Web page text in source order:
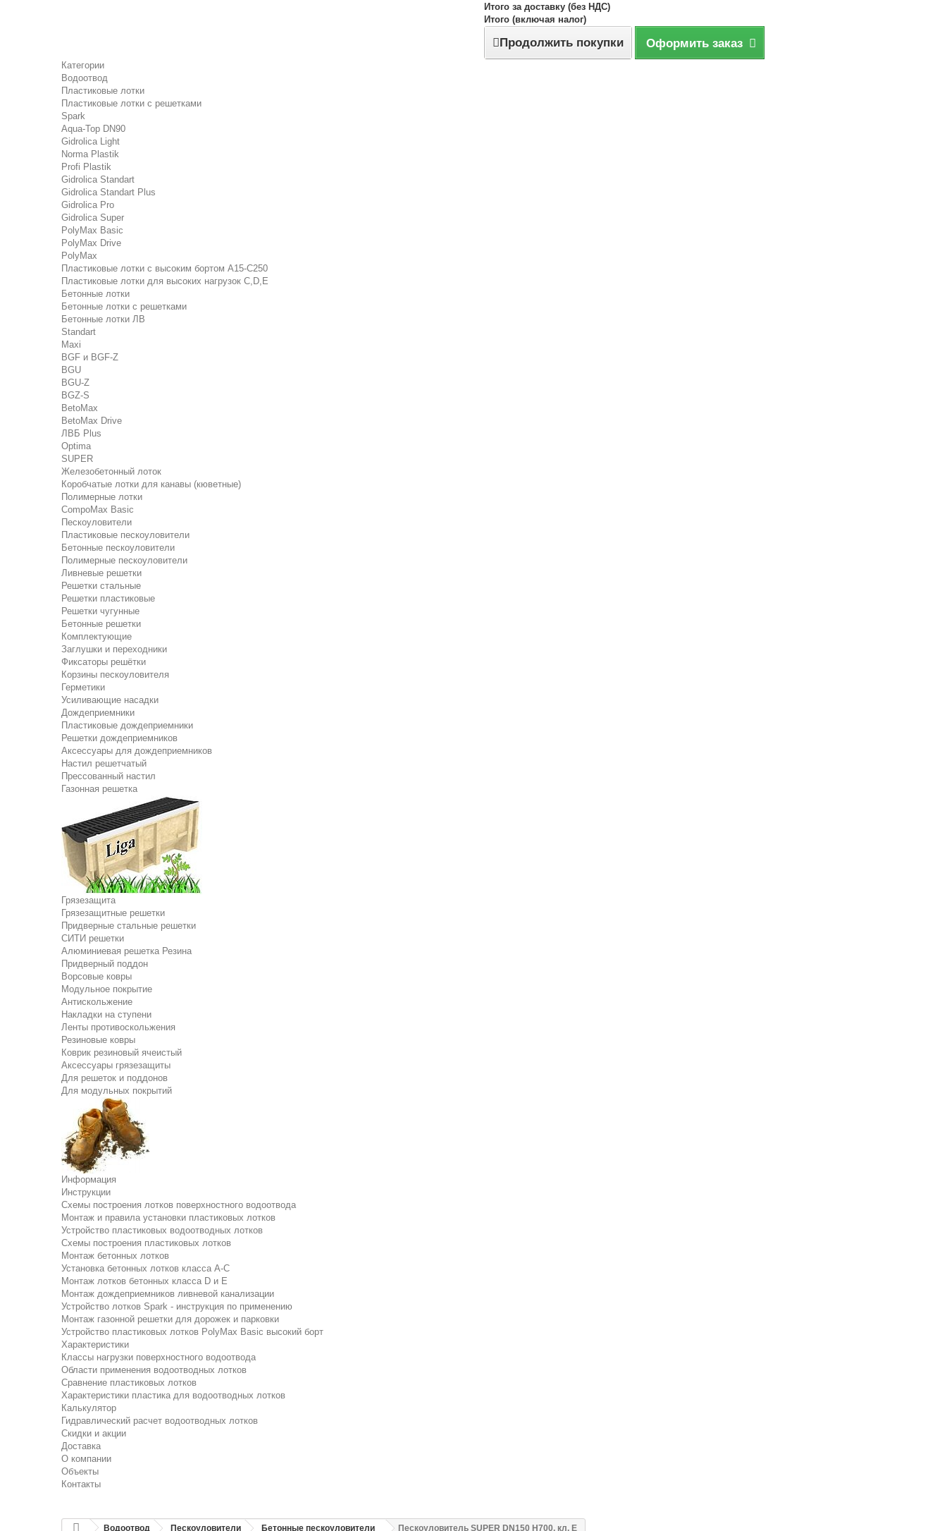
Итого за доставку (без НДС)
Итого (включая налог)
Продолжить покупки Оформить заказ
Категории
Водоотвод
Пластиковые лотки
Пластиковые лотки с решетками
Spark
Aqua-Top DN90
Gidrolica Light
Norma Plastik
Profi Plastik
Gidrolica Standart
Gidrolica Standart Plus
Gidrolica Pro
Gidrolica Super
PolyMax Basic
PolyMax Drive
PolyMax
Пластиковые лотки с высоким бортом А15-C250
Пластиковые лотки для высоких нагрузок C,D,E
Бетонные лотки
Бетонные лотки с решетками
Бетонные лотки ЛВ
Standart
Maxi
BGF и BGF-Z
BGU
BGU-Z
BGZ-S
BetoMax
BetoMax Drive
ЛВБ Plus
Optima
SUPER
Железобетонный лоток
Коробчатые лотки для канавы (кюветные)
Полимерные лотки
CompoMax Basic
Пескоуловители
Пластиковые пескоуловители
Бетонные пескоуловители
Полимерные пескоуловители
Ливневые решетки
Решетки стальные
Решетки пластиковые
Решетки чугунные
Бетонные решетки
Комплектующие
Заглушки и переходники
Фиксаторы решётки
Корзины пескоуловителя
Герметики
Усиливающие насадки
Дождеприемники
Пластиковые дождеприемники
Решетки дождеприемников
Аксессуары для дождеприемников
Настил решетчатый
Прессованный настил
Газонная решетка
Грязезащита
Грязезащитные решетки
Придверные стальные решетки
СИТИ решетки
Алюминиевая решетка Резина
Придверный поддон
Ворсовые ковры
Модульное покрытие
Антискольжение
Накладки на ступени
Ленты противоскольжения
Резиновые ковры
Коврик резиновый ячеистый
Аксессуары грязезащиты
Для решеток и поддонов
Для модульных покрытий
Информация
Инструкции
Схемы построения лотков поверхностного водоотвода
Монтаж и правила установки пластиковых лотков
Устройство пластиковых водоотводных лотков
Схемы построения пластиковых лотков
Монтаж бетонных лотков
Установка бетонных лотков класса A-C
Монтаж лотков бетонных класса D и E
Монтаж дождеприемников ливневой канализации
Устройство лотков Spark - инструкция по применению
Монтаж газонной решетки для дорожек и парковки
Устройство пластиковых лотков PolyMax Basic высокий борт
Характеристики
Классы нагрузки поверхностного водоотвода
Области применения водоотводных лотков
Сравнение пластиковых лотков
Характеристики пластика для водоотводных лотков
Калькулятор
Гидравлический расчет водоотводных лотков
Скидки и акции
Доставка
О компании
Объекты
Контакты
Водоотвод Пескоуловители Бетонные пескоуловители Пескоуловитель SUPER DN150 H700, кл. E